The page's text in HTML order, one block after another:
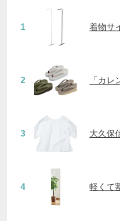
1 着物サ
2 「カ
3 大久保
4 軽くて